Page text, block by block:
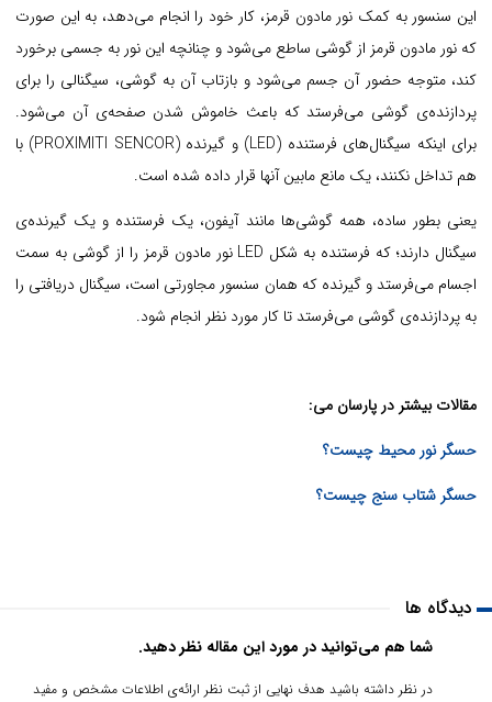
این سنسور به کمک نور مادون قرمز، کار خود را انجام می‌دهد، به این صورت
که نور مادون قرمز از گوشی ساطع می‌شود و چنانچه این نور به جسمی برخورد
کند، متوجه حضور آن جسم می‌شود و بازتاب آن به گوشی، سیگنالی را برای
پردازنده‌ی گوشی می‌فرستد که باعث خاموش شدن صفحه‌ی آن می‌شود.
برای اینکه سیگنال‌های فرستنده (LED) و گیرنده (PROXIMITI SENCOR) با
هم تداخل نکنند، یک مانع مابین آنها قرار داده شده است.
یعنی بطور ساده، همه گوشی‌ها مانند آیفون، یک فرستنده و یک گیرنده‌ی
سیگنال دارند؛ که فرستنده به شکل LED نور مادون قرمز را از گوشی به سمت
اجسام می‌فرستد و گیرنده که همان سنسور مجاورتی است، سیگنال دریافتی را
به پردازنده‌ی گوشی می‌فرستد تا کار مورد نظر انجام شود.
مقالات بیشتر در پارسان می:
حسگر نور محیط چیست؟
حسگر شتاب سنج چیست؟
دیدگاه ها
شما هم می‌توانید در مورد این مقاله نظر دهید.
در نظر داشته باشید هدف نهایی از ثبت نظر ارائه‌ی اطلاعات مشخص و مفید